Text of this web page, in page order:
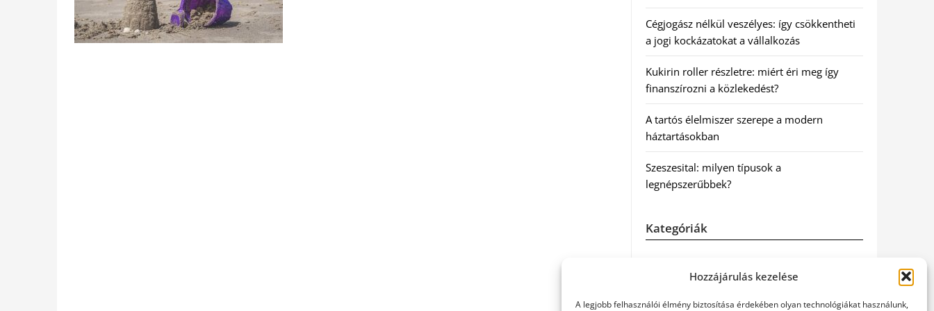
Hozzájárulás kezelése
A legjobb felhasználói élmény biztosítása érdekében olyan technológiákat használunk,
Cégjogász nélkül veszélyes: így csökkentheti
a jogi kockázatokat a vállalkozás
Kukirin roller részletre: miért éri meg így
finanszírozni a közlekedést?
A tartós élelmiszer szerepe a modern
háztartásokban
Szeszesital: milyen típusok a
legnépszerűbbek?
Kategóriák